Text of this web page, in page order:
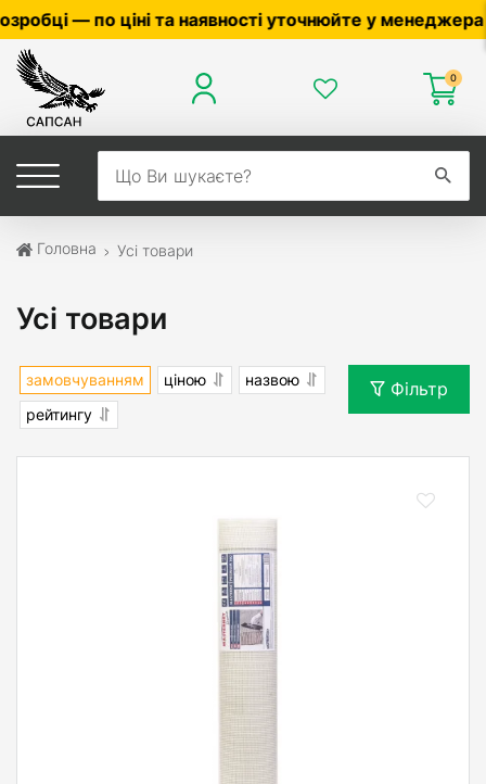
уточнюйте у менеджера ☎0503056010,
0
Головна Усі товари
Усі товари
замовчуванням ціною
назвою
рейтингу
Фільтр